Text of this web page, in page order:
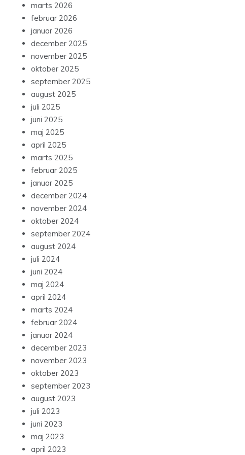
marts 2026
februar 2026
januar 2026
december 2025
november 2025
oktober 2025
september 2025
august 2025
juli 2025
juni 2025
maj 2025
april 2025
marts 2025
februar 2025
januar 2025
december 2024
november 2024
oktober 2024
september 2024
august 2024
juli 2024
juni 2024
maj 2024
april 2024
marts 2024
februar 2024
januar 2024
december 2023
november 2023
oktober 2023
september 2023
august 2023
juli 2023
juni 2023
maj 2023
april 2023